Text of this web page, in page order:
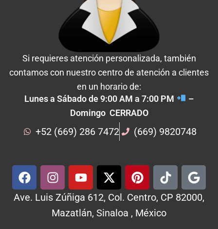
Si requieres atención personalizada, también
contamos con nuestro centro de atención a clientes
en un horario de:
Lunes a Sábado de 9:00 AM a 7:00 PM
–
Domingo CERRADO
+52 (669) 286 7472 (669) 9820748
Ave. Luis Zúñiga 612, Col. Centro, CP 82000,
Mazatlán, Sinaloa , México